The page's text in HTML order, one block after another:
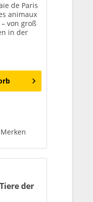
de Paris
animaux
von groß
in der
Merken
der